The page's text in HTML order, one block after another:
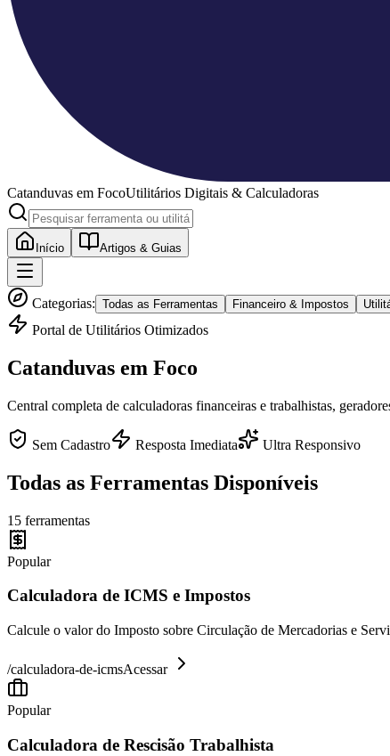
Catanduvas em FocoUtilitários Digitais & Calculadoras
Início Artigos & Guias
Categorias: Todas as Ferramentas Financeiro & Impostos
Portal de Utilitários Otimizados
Catanduvas em Foco
Central completa de calculadoras financeiras e trabalhistas,
Sem Cadastro Resposta Imediata Ultra Responsivo
Todas as Ferramentas Disponíveis
15 ferramentas
Popular
Calculadora de ICMS e Impostos
Calcule o valor do Imposto sobre Circulação de Mercadorias e
/calculadora-de-icmsAcessar
Popular
Calculadora de Rescisão Trabalhista